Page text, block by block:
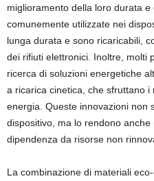
miglioramento della loro durata e
comunemente utilizzate nei
lunga durata e sono ricaricabili,
dei rifiuti elettronici. Inoltre, molti
ricerca di soluzioni energetiche
a ricarica cinetica, che sfruttano
energia. Queste innovazioni non
dispositivo, ma lo rendono
dipendenza da risorse non
La combinazione di materiali